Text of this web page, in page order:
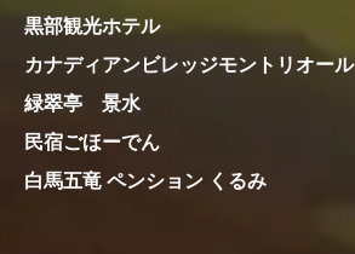
黒部観光ホテル
カナディアンビレッジモントリオール
緑翠亭 景水
民宿ごほーでん
白馬五竜 ペンション くるみ